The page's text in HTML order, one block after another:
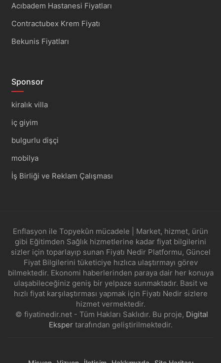
Acıbadem Hastanesi Fiyatları
Contractubex Krem Fiyatı
Bekunis Fiyatları
Sponsor
kiralık villa
iç giyim
bulgurlu dişçi
mobilya
İş Birliği ve Reklam Çalışması
Enflasyon ile Topyekûn mücadele | Market, hizmet, ürün
gibi Eğitimden Sağlık hizmetlerine kadar fiyat bilgilerini
sizler için toparlayıp sunan Fiyatı Nedir Platformu, Güncel
Fiyat Bilgilerini tüketiciye hızlıca ulaştırmayı görev
bilmektedir. Ekonomi haberlerinden paraya dair her konuya
ulaşabileceğiniz geniş bir yelpaze sunmaktadır. Basit ve
hızlı fiyat karşılaştırması yapmak için Fiyatı Nedir sizlere
hizmet vermektedir.
© fiyatinedir.net - Tüm Hakları Saklıdır. Bu proje, Digital
Ekspertarafından geliştirilmektedir.